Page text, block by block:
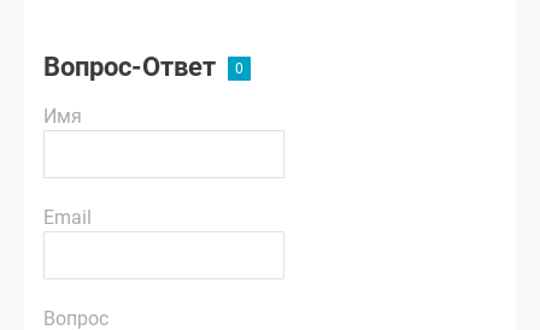
Вопрос-Ответ
Имя
Email
Вопрос